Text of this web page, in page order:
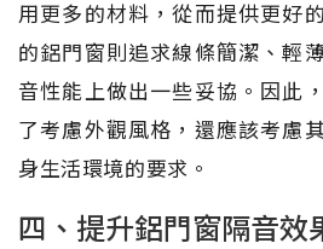
用更多的材料，從而提供更好
的鋁門窗則追求線條簡潔、輕
音性能上做出一些妥協。因此
了考慮外觀風格，還應該考慮
身生活環境的要求。
四、提升鋁門窗隔音效